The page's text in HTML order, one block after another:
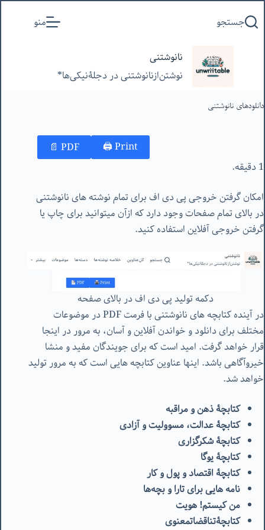
به
جستجو منو
نانوشتنی
نوشتن‌از‌نانوشتنی‌ در‌ دجلۀنیکی‌ها*
دانلودهای نانوشتنی
Print 🖨
PDF 📄
1 دقیقه.
امکان گرفتن خروجی پی دی اف برای تمام نوشته های نانوشتنی
در بالای تمام صفحات وجود دارد که از‌آن میتوانید برای چاپ یا
گرفتن خروجی آفلاین استفاده کنید.
دکمه تولید پی دی اف در بالای صفحه
در آینده کتابچه های نانوشتنی با فرمت PDF در موضوعات
مختلف برای دانلود و خواندن آفلاین و آسان، به مرور در اینجا
قرار خواهد گرفت. امید است که برای جویندگان مفید و منشا
خیروآگاهی باشد. اینها عناوین کتابچه هایی است که به مرور تولید
خواهد شد.
کتابچۀ ذهن و مراقبه
کتابچۀ عدالت، مسوولیت و آزادی
کتابچۀ شکرگزاری
کتابچۀ یوگا
کتابچۀ اقتصاد و پول و کار
نامه هایی برای تارا و بچه‌ها
من کیستم! هویت
کتابچۀتناقضاتمعنوی